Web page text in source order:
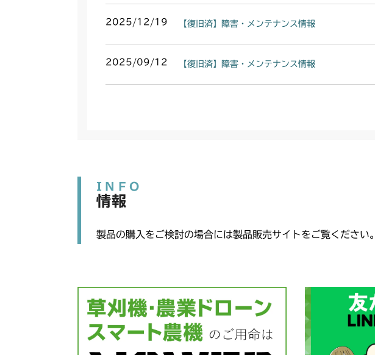
2025/12/19 【復旧済】障害・メンテナンス情報
2025/09/12 【復旧済】障害・メンテナンス情報
INFO
情報
製品の購入をご検討の場合には製品販売サイトをご覧ください。